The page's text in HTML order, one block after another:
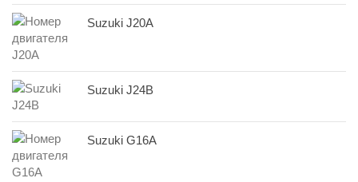
Suzuki J20A
Suzuki J24B
Suzuki G16A